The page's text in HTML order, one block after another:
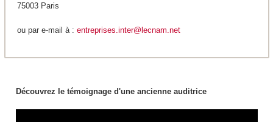
75003 Paris
ou par e-mail à : entreprises.inter@lecnam.net
Découvrez le témoignage d'une ancienne auditrice